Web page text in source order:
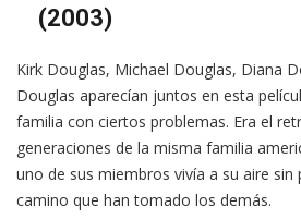
(2003)
Kirk Douglas, Michael Douglas, Diana
Douglas aparecían juntos en esta
familia con ciertos problemas. Era el
generaciones de la misma familia
uno de sus miembros vivía a su aire sin
camino que han tomado los demás.